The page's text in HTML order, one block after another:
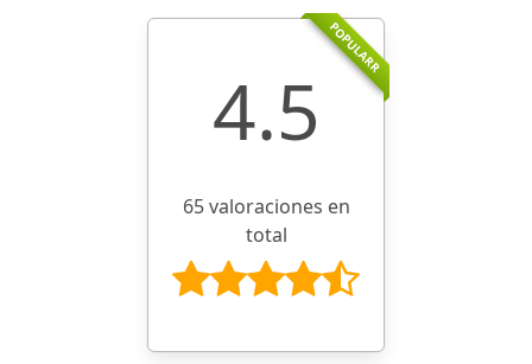
POPULARR
4.5
65 valoraciones en
total